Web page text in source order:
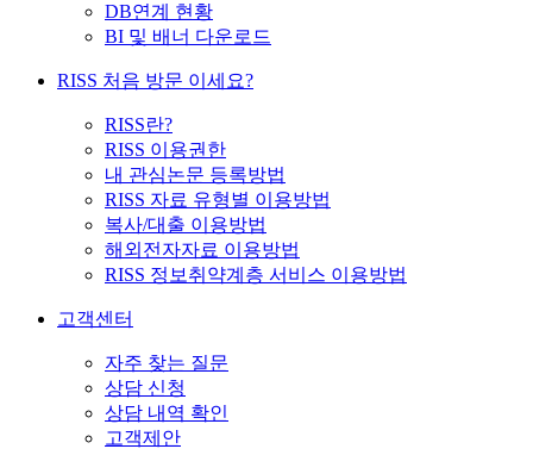
DB연계 현황
BI 및 배너 다운로드
RISS 처음 방문 이세요?
RISS란?
RISS 이용권한
내 관심논문 등록방법
RISS 자료 유형별 이용방법
복사/대출 이용방법
해외전자자료 이용방법
RISS 정보취약계층 서비스 이용방법
고객센터
자주 찾는 질문
상담 신청
상담 내역 확인
고객제안